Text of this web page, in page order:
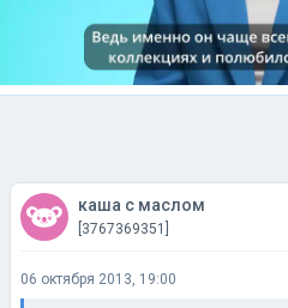
каша с маслом
[3767369351]
06 октября 2013, 19:00